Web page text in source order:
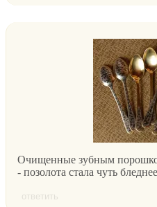
Очищенные зубным
- позолота стала чуть
ответить